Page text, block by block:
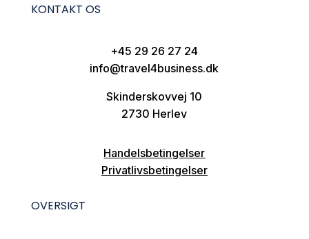
KONTAKT OS
+45 29 26 27 24
info@travel4business.dk
Skinderskovvej 10
2730 Herlev
Handelsbetingelser
Privatlivsbetingelser
OVERSIGT